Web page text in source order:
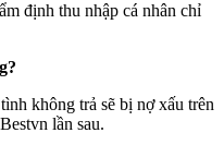
định thu nhập cá nhân chỉ
không trả sẽ bị nợ xấu trên
lần sau.